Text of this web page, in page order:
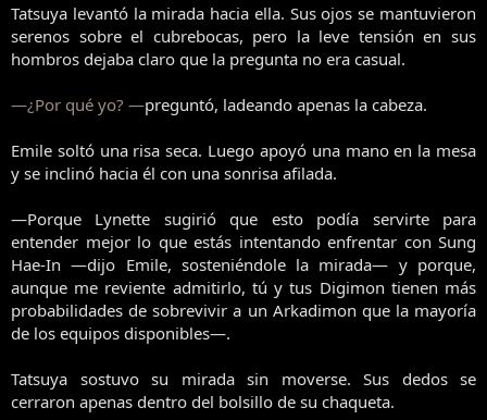
Tatsuya levantó la mirada hacia ella. Sus ojos se mantuvieron
serenos sobre el cubrebocas, pero la leve tensión en sus
hombros dejaba claro que la pregunta no era casual.
—¿Por qué yo? —preguntó, ladeando apenas la cabeza.
Emile soltó una risa seca. Luego apoyó una mano en la mesa
y se inclinó hacia él con una sonrisa afilada.
—Porque Lynette sugirió que esto podía servirte para
entender mejor lo que estás intentando enfrentar con Sung
Hae-In —dijo Emile, sosteniéndole la mirada— y porque,
aunque me reviente admitirlo, tú y tus Digimon tienen más
probabilidades de sobrevivir a un Arkadimon que la mayoría
de los equipos disponibles—.
Tatsuya sostuvo su mirada sin moverse. Sus dedos se
cerraron apenas dentro del bolsillo de su chaqueta.